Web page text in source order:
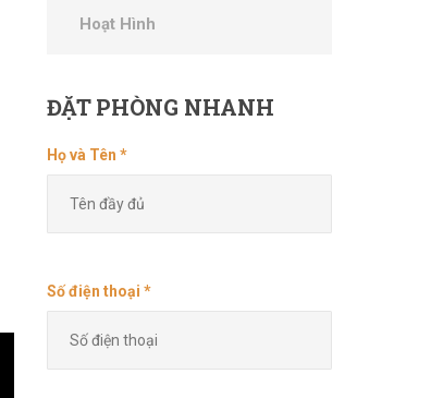
Hoạt Hình
ĐẶTPHÒNG NHANH
Họ và Tên *
Số điện thoại *